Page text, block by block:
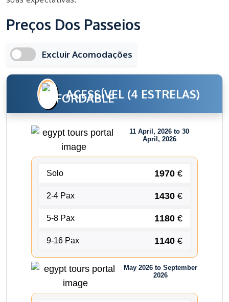
Preços Dos Passeios
Excluir Acomodações
ACESSÍVEL (4 ESTRELAS)
11 April, 2026 to 30
April, 2026
Solo 1970 €
2-4 Pax 1430 €
5-8 Pax 1180 €
9-16 Pax 1140 €
May 2026 to September
2026